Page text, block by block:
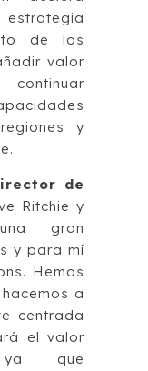
de los
valor
y
de
Ritchie y
gran
y para mí
Hemos
a
centrada
el valor
que